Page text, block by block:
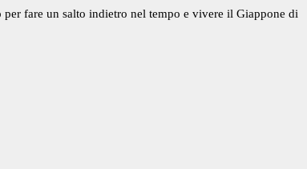
fare un salto indietro nel tempo e vivere il Giappone di